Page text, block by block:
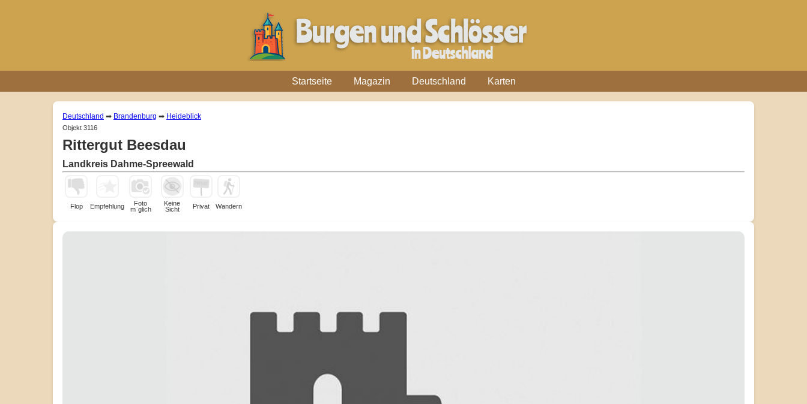
Startseite Magazin Deutschland Karten
Deutschland ➡ Brandenburg ➡ Heideblick
Objekt 3116
Rittergut Beesdau
Landkreis Dahme-Spreewald
Flop Empfehlung
Foto
m¨glich
Keine
Sicht
Privat Wandern